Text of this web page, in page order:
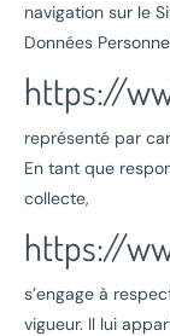
navigation sur le
Données
https://
représenté par
En tant que
collecte,
https://
s’engage à
vigueur. Il lui